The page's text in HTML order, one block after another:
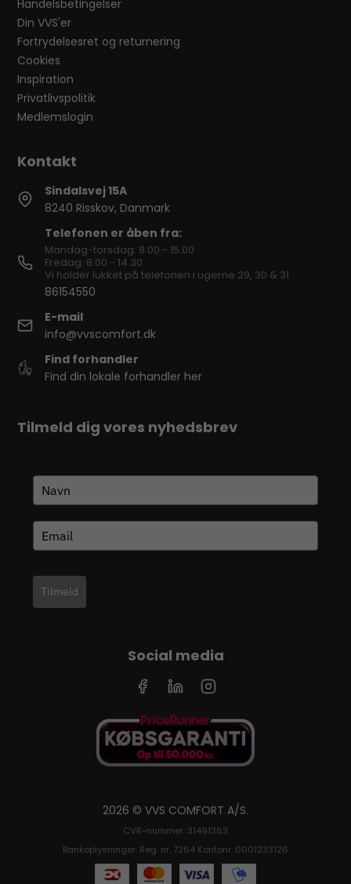
Handelsbetingelser
Din VVS'er
Fortrydelsesret og returnering
Cookies
Inspiration
Privatlivspolitik
Medlemslogin
Sindalsvej 15A
8240 Risskov, Danmark
Telefonen er åben fra:
Mandag-torsdag: 8.00 - 15.00
Fredag: 8.00 - 14.30
Vi holder lukket på telefonen i ugerne 29, 30 & 31
86154550
E-mail
info@vvscomfort.dk
Find forhandler
Find din lokale forhandler her
Tilmeld dig vores nyhedsbrev
Tilmeld
Social media
2026 © VVS COMFORT A/S.
CVR-nummer: 31491363
Bankoplysninger: Reg. nr. 7264 Kontonr. 0001233126